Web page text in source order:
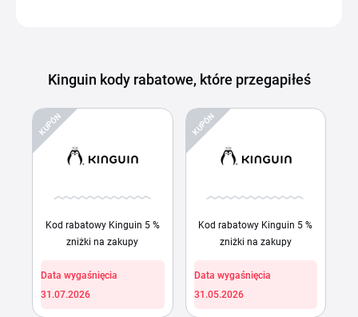
Kinguin kody rabatowe, które przegapiłeś
KUPÓN
Kod rabatowy Kinguin 5 %
zniżki na zakupy
Data wygaśnięcia
31.07.2026
KUPÓN
Kod rabatowy Kinguin 5 %
zniżki na zakupy
Data wygaśnięcia
31.05.2026